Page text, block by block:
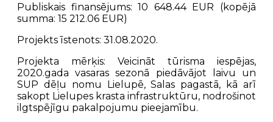
Publiskais finansējums:10 648.44 EUR (kopējā
summa: 15 212.06 EUR)
Projekts īstenots: 31.08.2020.
Projekta mērķis: Veicināt tūrisma iespējas,
2020.gada vasaras sezonā piedāvājot laivu un
SUP dēļu nomu Lielupē, Salas pagastā, kā arī
sakopt Lielupes krasta infrastruktūru, nodrošinot
ilgtspējīgu pakalpojumu pieejamību.